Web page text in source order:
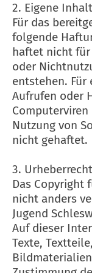
2. Eigene
Für das
folgende
haftet nicht für
oder
entstehen. Für
Aufrufen oder
Nutzung von
nicht gehaftet.
3. Urheberrecht
Das Copyright
nicht anders
Jugend
Auf dieser
Texte,